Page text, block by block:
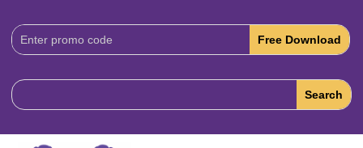
Download
Code: